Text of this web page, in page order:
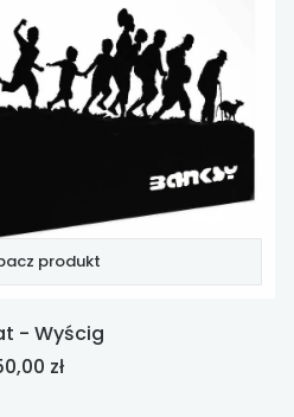
produkt
- Wyścig
zł